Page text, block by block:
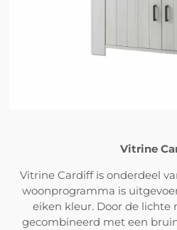
Vitrine
Vitrine Cardiff is onderdeel
woonprogramma is
eiken kleur. Door de lichte
gecombineerd met een